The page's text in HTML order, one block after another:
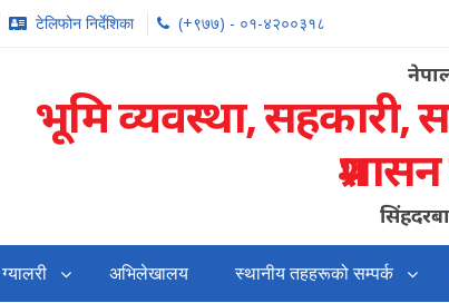
टेलिफोन निर्देशिका (+९७७) - ०१-४२००३१८
भूमि व्यवस्था, सहकारी,
ग्यालरी अभिलेखालय स्थानीय तहहरूको सम्पर्क